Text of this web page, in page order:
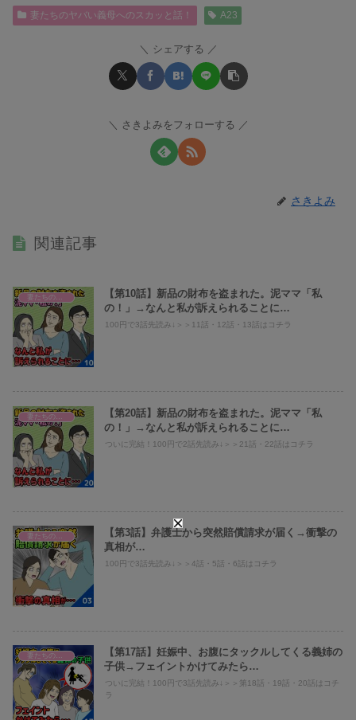
妻たちのヤバい義母へのスカッと話！ A23
シェアする
さきよみをフォローする
さきよみ
関連記事
妻たちのヤバい義母へのスカッと話！
【第10話】新品の財布を盗まれた。泥ママ「私
の！」→なんと私が訴えられることに…
100円で3話先読み↓＞＞11話・12話・13話はコチラ
妻たちのヤバい義母へのスカッと話！
【第20話】新品の財布を盗まれた。泥ママ「私
の！」→なんと私が訴えられることに…
ついに完結！100円で2話先読み↓＞＞21話・22話はコチラ
妻たちのヤバい義母へのスカッと話！
【第3話】弁護士から突然賠償請求が届く→衝撃の
真相が…
100円で3話先読み↓＞＞4話・5話・6話はコチラ
妻たちのヤバい義母へのスカッと話！
【第17話】妊娠中、お腹にタックルしてくる義姉の
子供→フェイントかけてみたら…
ついに完結！100円で3話先読み↓＞＞第18話・19話・20話はコチ
ラ